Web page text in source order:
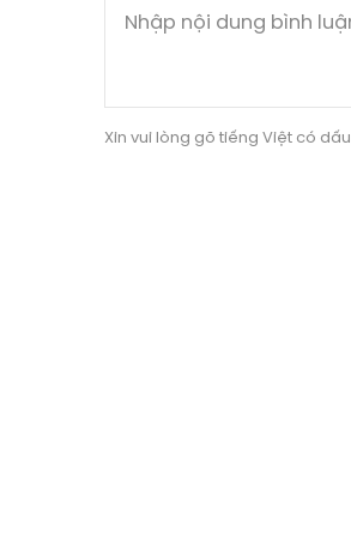
Xin vui lòng gõ tiếng Việt có dấu